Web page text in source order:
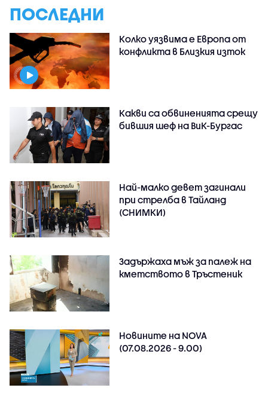
ПОСЛЕДНИ
Колко уязвима е Европа от
конфликта в Близкия изток
Какви са обвиненията срещу
бившия шеф на ВиК-Бургас
Най-малко девет загинали
при стрелба в Тайланд
(СНИМКИ)
Задържаха мъж за палеж на
кметството в Тръстеник
Новините на NOVA
(07.08.2026 - 9.00)